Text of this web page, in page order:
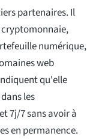
partenaires. Il
numérique,
web
qu'elle
les
7j/7 sans avoir à
en permanence.